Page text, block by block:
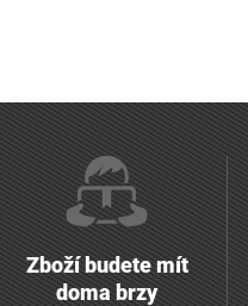
Zboží budete mít
doma brzy